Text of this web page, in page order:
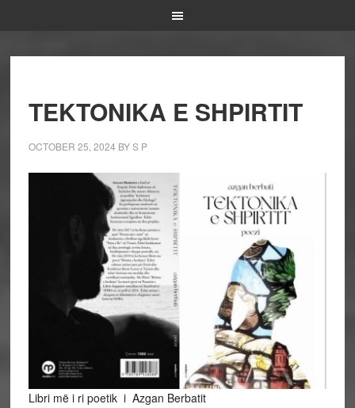
TEKTONIKA E SHPIRTIT
OCTOBER 25, 2024 BYS P
Libri më i ri poetik i Azgan Berbatit